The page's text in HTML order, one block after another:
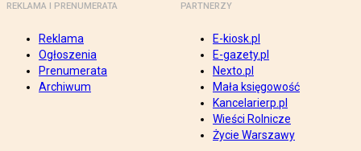
REKLAMA I PRENUMERATA
Reklama
Ogłoszenia
Prenumerata
Archiwum
PARTNERZY
E-kiosk.pl
E-gazety.pl
Nexto.pl
Mała księgowość
Kancelarierp.pl
Wieści Rolnicze
Życie Warszawy